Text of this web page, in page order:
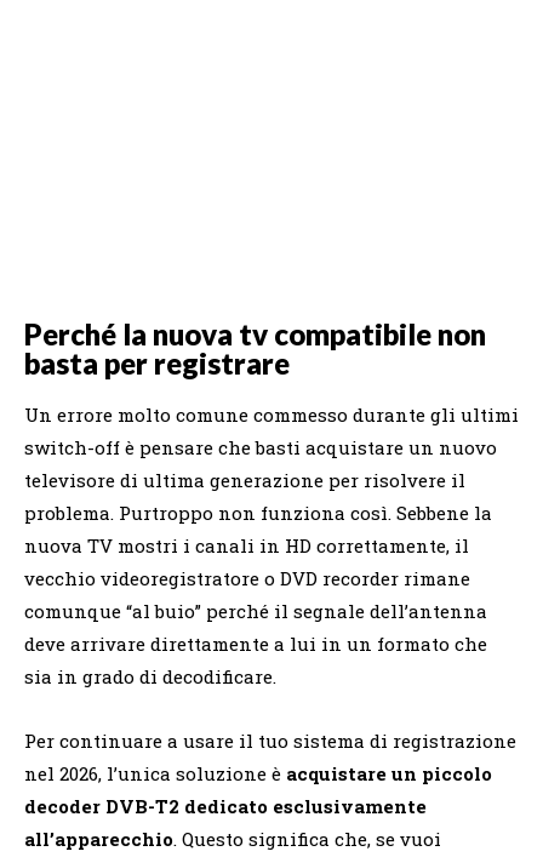
Perché la nuova tv compatibile non
basta per registrare
Un errore molto comune commesso durante gli ultimi
switch-off è pensare che basti acquistare un nuovo
televisore di ultima generazione per risolvere il
problema. Purtroppo non funziona così. Sebbene la
nuova TV mostri i canali in HD correttamente, il
vecchio videoregistratore o DVD recorder rimane
comunque “al buio” perché il segnale dell’antenna
deve arrivare direttamente a lui in un formato che
sia in grado di decodificare.
Per continuare a usare il tuo sistema di registrazione
nel 2026, l’unica soluzione è acquistare un piccolo
decoder DVB-T2 dedicato esclusivamente
all’apparecchio. Questo significa che, se vuoi